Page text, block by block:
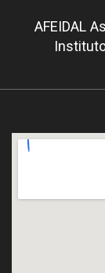
AFEIDAL